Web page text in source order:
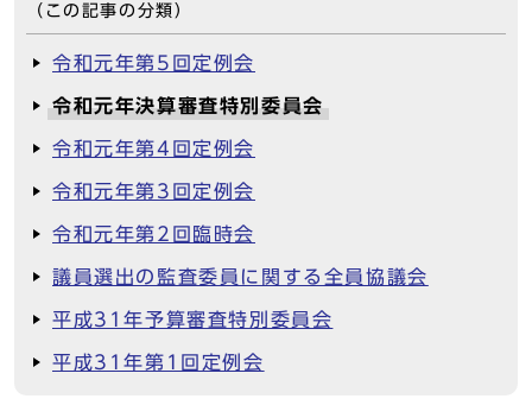
（この記事の分類）
令和元年第5回定例会
令和元年決算審査特別委員会
令和元年第4回定例会
令和元年第3回定例会
令和元年第2回臨時会
議員選出の監査委員に関する全員協議会
平成31年予算審査特別委員会
平成31年第1回定例会